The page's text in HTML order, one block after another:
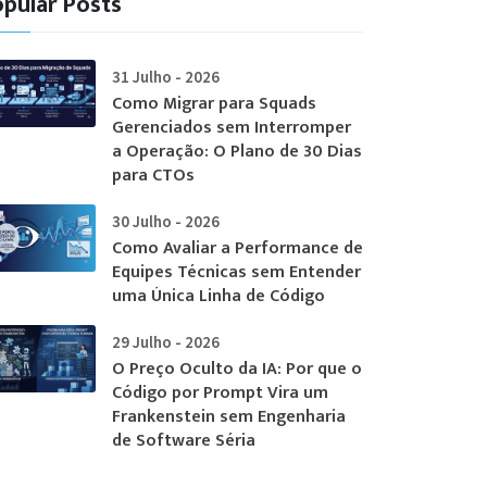
31 Julho - 2026
Como Migrar para Squads
Gerenciados sem Interromper
a Operação: O Plano de 30 Dias
para CTOs
30 Julho - 2026
Como Avaliar a Performance de
Equipes Técnicas sem Entender
uma Única Linha de Código
29 Julho - 2026
O Preço Oculto da IA: Por que o
Código por Prompt Vira um
Frankenstein sem Engenharia
de Software Séria